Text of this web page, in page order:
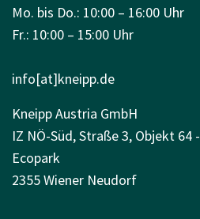
Mo. bis Do.: 10:00 – 16:00 Uhr
Fr.: 10:00 – 15:00 Uhr
info[at]kneipp.de
Kneipp Austria GmbH
IZ NÖ-Süd, Straße 3, Objekt 64 -
Ecopark
2355 Wiener Neudorf